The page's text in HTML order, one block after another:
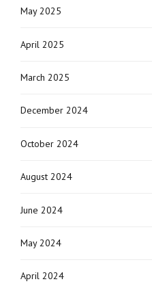
May 2025
April 2025
March 2025
December 2024
October 2024
August 2024
June 2024
May 2024
April 2024